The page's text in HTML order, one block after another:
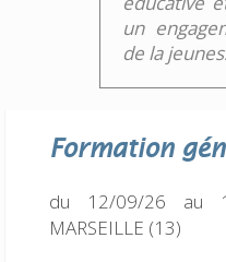
un
de la
Formation
du 12/09/26 au
MARSEILLE (13)